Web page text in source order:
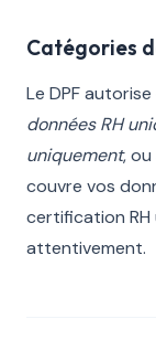
Catégories
Le DPF
données RH
uniquement,
couvre vos
certification RH
attentivement.